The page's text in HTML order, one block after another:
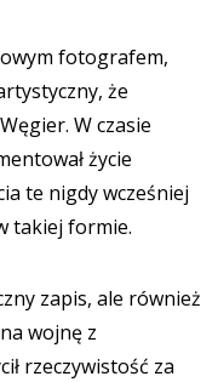
fotografem,
że
W czasie
życie
te nigdy wcześniej
takiej formie.
zapis, ale również
wojnę z
rzeczywistość za